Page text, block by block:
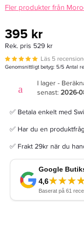
Fler produkter från
395 kr
Rek. pris 529 kr
Läs 5
Genomsnittligt betyg: 5/5 Antal
I lager -
senast: 2026-
✅ Betala enkelt med
✅ Har du en
✅ Frakt 29kr när du